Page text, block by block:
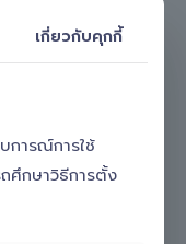
อร์ตทั่วไป และดีไซน์
รถอีกระดับ เหมาะ
กวัน”
Pilot Sport 5 ถึงที่
ยอุปกรณ์มาตรฐาน
เกี่ยวกับคุกกี้
การณ์การใช้
ศึกษาวิธีการตั้ง